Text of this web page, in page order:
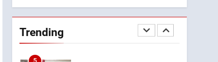
धराली को फिर खड़ा कर बनाया भरोसे का प्रतीक
Trending
4
मुख्यमंत्री धामी के कुशल नेतृत्व में
कांवड़ यात्रा में सुरक्षा, स्वास्थ्य और
आपातकालीन सेवाओं की बनी